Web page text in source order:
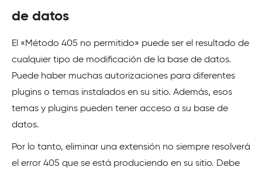
de datos
El «Método 405 no permitido» puede ser el resultado de
cualquier tipo de modificación de la base de datos.
Puede haber muchas autorizaciones para diferentes
plugins o temas instalados en su sitio. Además, esos
temas y plugins pueden tener acceso a su base de
datos.
Por lo tanto, eliminar una extensión no siempre resolverá
el error 405 que se está produciendo en su sitio. Debe